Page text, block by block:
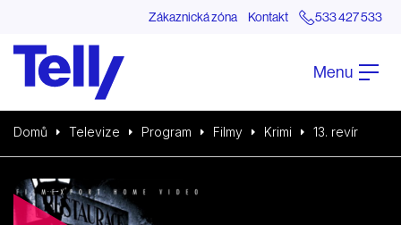
Zákaznická zóna Kontakt 533 427 533
Menu
Domů Televize Program Filmy Krimi 13. revír